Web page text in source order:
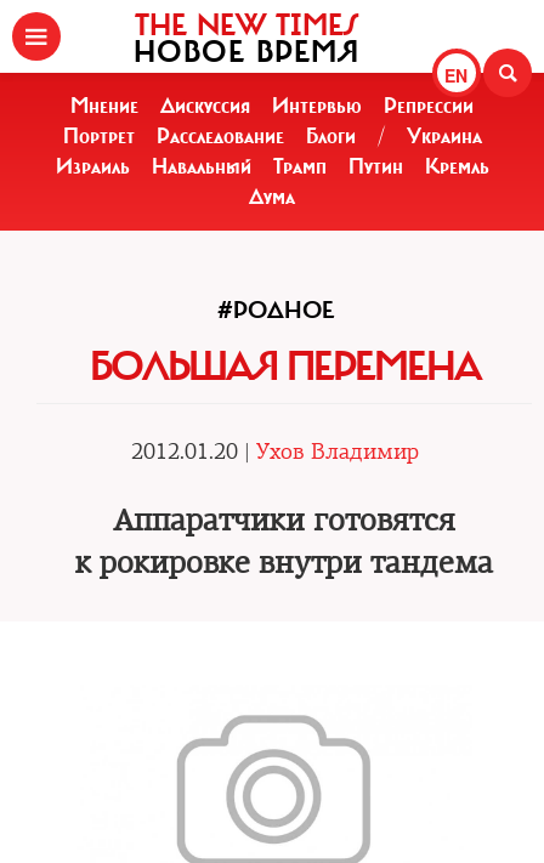
EN
THE NEW TIMES
НОВОЕ ВРЕМЯ
Мнение Дискуссия Интервью
Репрессии
Портрет
Расследование Блоги /
Украина
Израиль
Навальный Трамп Путин
Кремль
Дума
#РОДНОЕ
БОЛЬШАЯ ПЕРЕМЕНА
2012.01.20 | Ухов Владимир
Аппаратчики готовятся
к рокировке внутри тандема